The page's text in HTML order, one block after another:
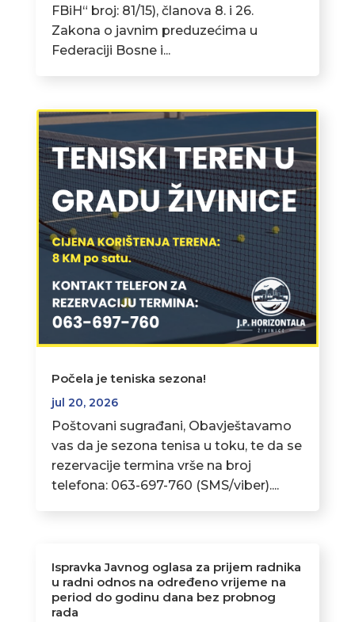
FBiH“ broj: 81/15), članova 8. i 26.
Zakona o javnim preduzećima u
Federaciji Bosne i...
Počela je teniska sezona!
jul 20, 2026
Poštovani sugrađani, Obavještavamo
vas da je sezona tenisa u toku, te da se
rezervacije termina vrše na broj
telefona: 063-697-760 (SMS/viber)....
Ispravka Javnog oglasa za prijem radnika
u radni odnos na određeno vrijeme na
period do godinu dana bez probnog
rada